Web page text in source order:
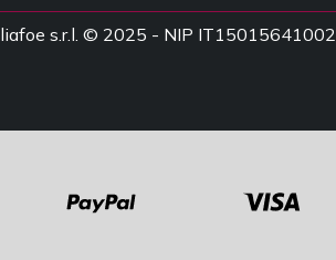
s.r.l. © 2025 - NIP IT15015641002